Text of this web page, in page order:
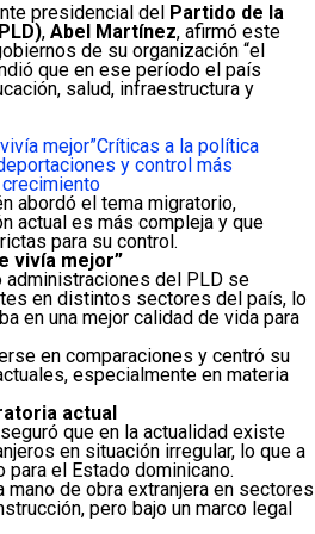
presidencial del Partido de la
, Abel Martínez, afirmó este
de su organización “el
que en ese período el país
salud, infraestructura y
mejor”Críticas a la política
y control más
abordó el tema migratorio,
actual es más compleja y que
para su control.
vivía mejor”
administraciones del PLD se
en distintos sectores del país, lo
en una mejor calidad de vida para
en comparaciones y centró su
especialmente en materia
actual
que en la actualidad existe
en situación irregular, lo que a
para el Estado dominicano.
mano de obra extranjera en sectores
pero bajo un marco legal